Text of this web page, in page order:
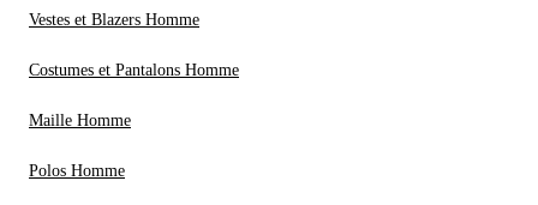
Vestes et Blazers Homme
Costumes et Pantalons Homme
Maille Homme
Polos Homme